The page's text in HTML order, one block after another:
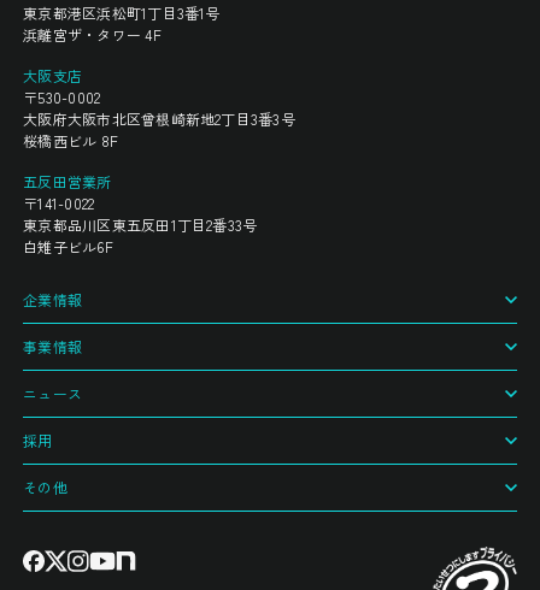
東京都港区浜松町1丁目3番1号
浜離宮ザ・タワー 4F
大阪支店
〒530-0002
大阪府大阪市北区曾根崎新地2丁目3番3号
桜橋西ビル 8F
五反田営業所
〒141-0022
東京都品川区東五反田1丁目2番33号
白雉子ビル6F
企業情報
事業情報
ニュース
採用
その他